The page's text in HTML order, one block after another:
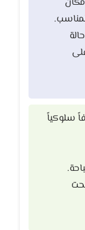
سلوكياً